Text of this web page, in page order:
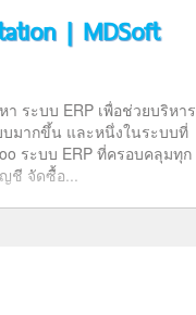
| MDSoft
ระบบ ERP เพื่อช่วยบริหาร
บมากขึ้น และหนึ่งในระบบที่
ระบบ ERP ที่ครอบคลุมทุก
ชี จัดซื้อ...